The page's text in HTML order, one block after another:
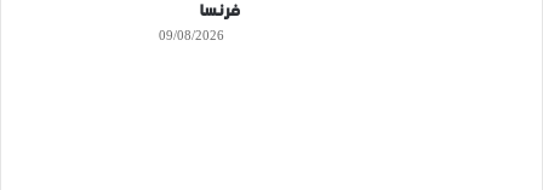
فرنسا
09/08/2026